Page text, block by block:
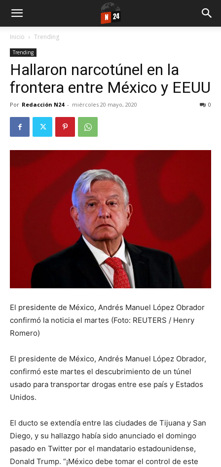
Inicio Trending
Trending
Hallaron narcotúnel en la
frontera entre México y EEUU
Por Redacción N24 - miércoles 20 mayo, 2020 0
El presidente de México, Andrés Manuel López Obrador
confirmó la noticia el martes (Foto: REUTERS / Henry
Romero)
El presidente de México, Andrés Manuel López Obrador,
confirmó este martes el descubrimiento de un túnel
usado para transportar drogas entre ese país y Estados
Unidos.
El ducto se extendía entre las ciudades de Tijuana y San
Diego, y su hallazgo había sido anunciado el domingo
pasado en Twitter por el mandatario estadounidense,
Donald Trump. “¡México debe tomar el control de este